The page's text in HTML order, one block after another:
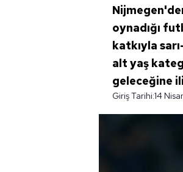
oynadığı
katkıyla
alt yaş
geleceğine
Giriş Tarihi:14